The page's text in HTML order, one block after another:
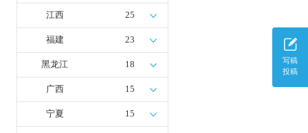
写稿
投稿
江西 25
福建 23
黑龙江 18
广西 15
宁夏 15